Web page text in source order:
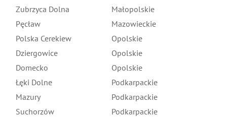
Zubrzyca Dolna
Małopolskie
Pęcław
Mazowieckie
Polska Cerekiew
Opolskie
Dziergowice
Opolskie
Domecko
Opolskie
Łęki Dolne
Podkarpackie
Mazury
Podkarpackie
Suchorzów
Podkarpackie